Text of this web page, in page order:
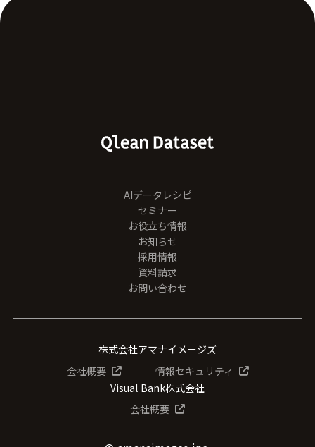
AIデータレシピ
セミナー
お役立ち情報
お知らせ
採用情報
資料請求
お問い合わせ
株式会社アマナイメージズ
会社概要
│
情報セキュリティ
Visual Bank株式会社
会社概要